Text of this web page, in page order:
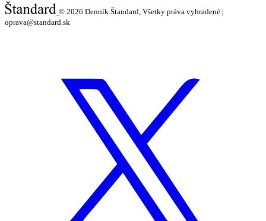
© 2026 Denník Štandard, Všetky práva vyhradené |
oprava@standard.sk